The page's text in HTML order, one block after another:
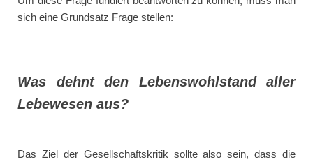
sich eine Grundsatz Frage stellen:
Was dehnt den Lebenswohlstand aller
Lebewesen aus?
Das Ziel der Gesellschaftskritik sollte also sein, dass die